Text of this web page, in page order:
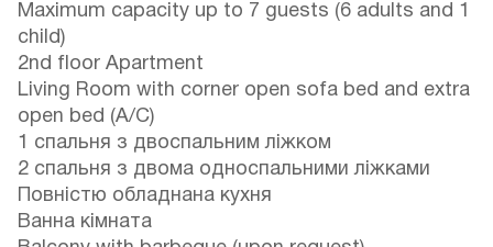
Maximum capacity up to 7 guests (6 adults and 1
child)
2nd floor Apartment
Living Room with corner open sofa bed and extra
open bed (A/C)
1 спальня з двоспальним ліжком
2 спальня з двома односпальними ліжками
Повністю обладнана кухня
Ванна кімната